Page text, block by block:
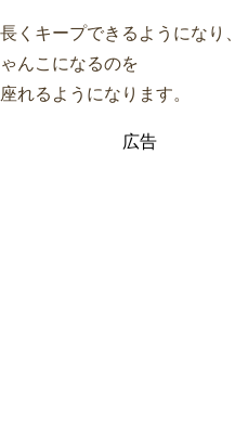
くキープできるようになり、
んこになるのを
れるようになります。
広告